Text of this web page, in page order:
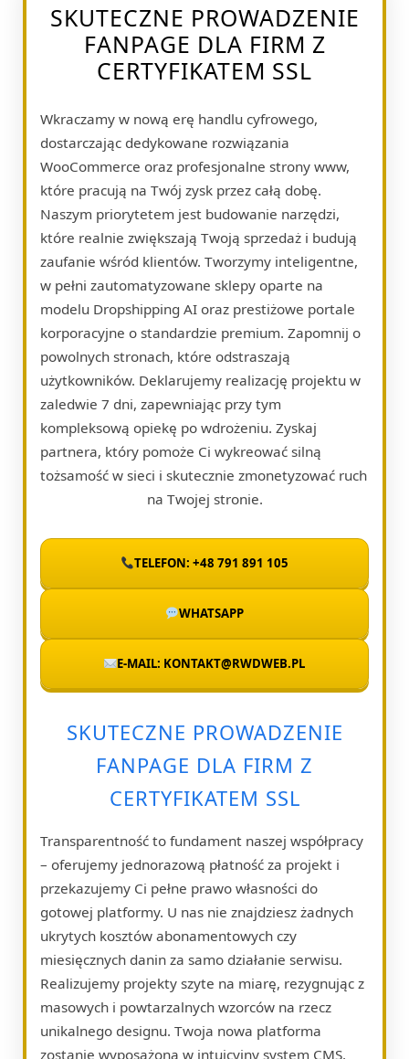
SKUTECZNE PROWADZENIE
FANPAGE DLA FIRM Z
CERTYFIKATEM SSL
Wkraczamy w nową erę handlu cyfrowego,
dostarczając dedykowane rozwiązania
WooCommerce oraz profesjonalne strony www,
które pracują na Twój zysk przez całą dobę.
Naszym priorytetem jest budowanie narzędzi,
które realnie zwiększają Twoją sprzedaż i budują
zaufanie wśród klientów. Tworzymy inteligentne,
w pełni zautomatyzowane sklepy oparte na
modelu Dropshipping AI oraz prestiżowe portale
korporacyjne o standardzie premium. Zapomnij o
powolnych stronach, które odstraszają
użytkowników. Deklarujemy realizację projektu w
zaledwie 7 dni, zapewniając przy tym
kompleksową opiekę po wdrożeniu. Zyskaj
partnera, który pomoże Ci wykreować silną
tożsamość w sieci i skutecznie zmonetyzować ruch
na Twojej stronie.
TELEFON: +48 791 891 105
WHATSAPP
E-MAIL: KONTAKT@RWDWEB.PL
SKUTECZNE PROWADZENIE
FANPAGE DLA FIRM Z
CERTYFIKATEM SSL
Transparentność to fundament naszej współpracy
– oferujemy jednorazową płatność za projekt i
przekazujemy Ci pełne prawo własności do
gotowej platformy. U nas nie znajdziesz żadnych
ukrytych kosztów abonamentowych czy
miesięcznych danin za samo działanie serwisu.
Realizujemy projekty szyte na miarę, rezygnując z
masowych i powtarzalnych wzorców na rzecz
unikalnego designu. Twoja nowa platforma
zostanie wyposażona w intuicyjny system CMS,